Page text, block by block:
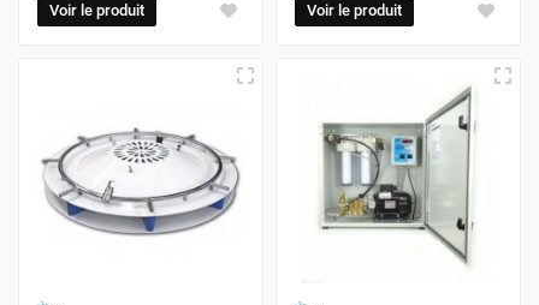
Voir le produit Voir le produit